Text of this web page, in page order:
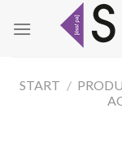
Inhalt
START /